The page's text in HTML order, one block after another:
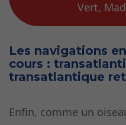
Vert,
Les navigations
cours :
transatlantique
Enfin, comme un